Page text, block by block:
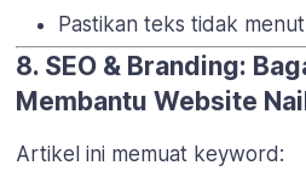
Pastikan teks tidak
8. SEO & Branding:
Membantu Website
Artikel ini memuat keyword: